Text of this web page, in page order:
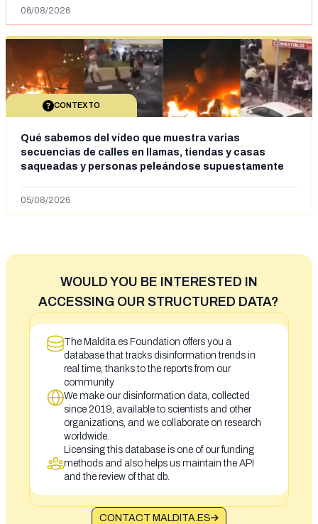
06/08/2026
CONTEXTO
Qué sabemos del vídeo que muestra varias
secuencias de calles en llamas, tiendas y casas
saqueadas y personas peleándose supuestamente
situación irregular a Ceuta
05/08/2026
WOULD YOU BE INTERESTED IN
ACCESSING OUR STRUCTURED DATA?
The Maldita.es Foundation offers you a
database that tracks disinformation trends in
real time, thanks to the reports from our
community
We make our disinformation data, collected
since 2019, available to scientists and other
organizations, and we collaborate on research
worldwide.
Licensing this database is one of our funding
methods and also helps us maintain the API
and the review of that db.
CONTACT MALDITA.ES